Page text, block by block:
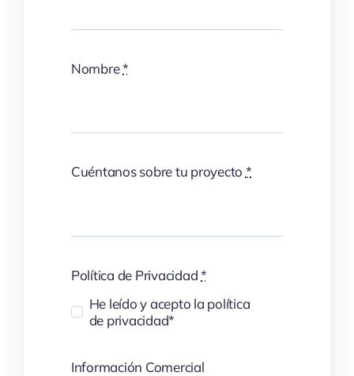
Nombre*
Cuéntanos sobre tu proyecto *
Política de Privacidad*
He leído y acepto la política
de privacidad*
Información Comercial